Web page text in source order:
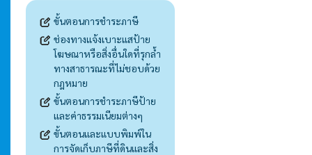
ขั้นตอนการชำระภาษี
ช่องทางแจ้งเบาะแสป้าย
โฆษณาหรือสิ่งอื่นใดที่รุกล้ำ
ทางสาธารณะที่ไม่ชอบด้วย
กฎหมาย
ขั้นตอนการชำระภาษีป้าย
และค่าธรรมเนียมต่างๆ
ขั้นตอนและแบบพิมพ์ใน
การจัดเก็บภาษีที่ดินและสิ่ง